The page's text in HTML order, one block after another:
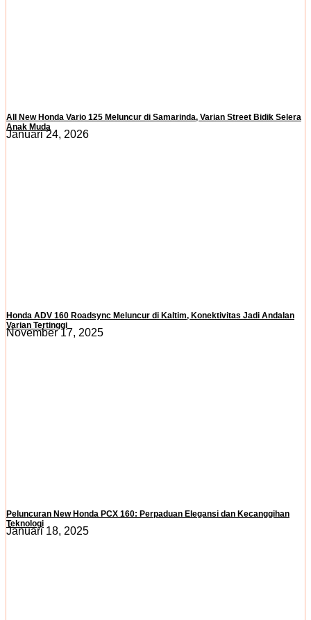
All New Honda Vario 125 Meluncur di Samarinda, Varian Street Bidik Selera
Anak Muda
Januari 24, 2026
Honda ADV 160 Roadsync Meluncur di Kaltim, Konektivitas Jadi Andalan
Varian Tertinggi
November 17, 2025
Peluncuran New Honda PCX 160: Perpaduan Elegansi dan Kecanggihan
Teknologi
Januari 18, 2025